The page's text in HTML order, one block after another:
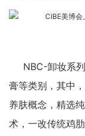
NBC-卸妆系
膏等类别，其中
养肤概念，精选
术，一改传统鸡